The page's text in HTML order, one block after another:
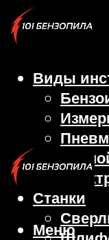
Виды
Станки
Меню